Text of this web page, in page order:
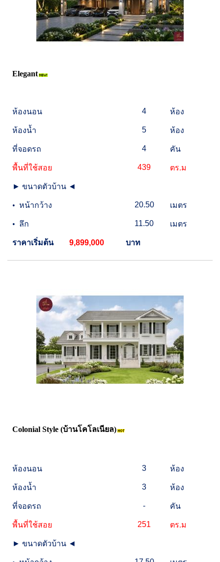
Elegant
ห้องนอน 4 ห้อง
ห้องน้ำ 5 ห้อง
ที่จอดรถ 4 คัน
พื้นที่ใช้สอย 439 ตร.ม
► ขนาดตัวบ้าน ◄
• หน้ากว้าง 20.50 เมตร
• ลึก 11.50 เมตร
ราคาเริ่มต้น 9,899,000 บาท
Colonial Style (บ้านโคโลเนียล)
ห้องนอน 3 ห้อง
ห้องน้ำ 3 ห้อง
ที่จอดรถ - คัน
พื้นที่ใช้สอย 251 ตร.ม
► ขนาดตัวบ้าน ◄